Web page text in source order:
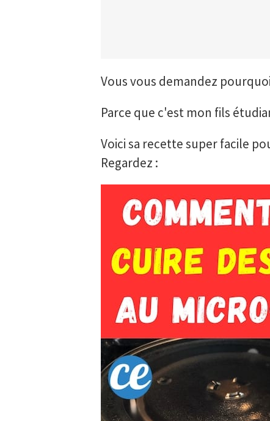
Vous vous demandez pourquoi
Parce que c'est mon fils
Voici sa recette super facile
Regardez :